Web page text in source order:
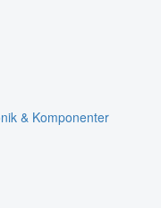
& Komponenter